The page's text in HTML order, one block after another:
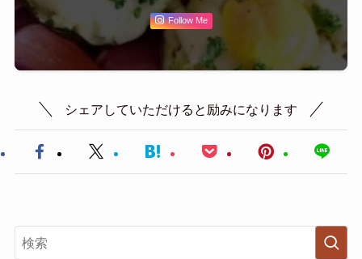
Follow Me
シェアしていただけると励みになります